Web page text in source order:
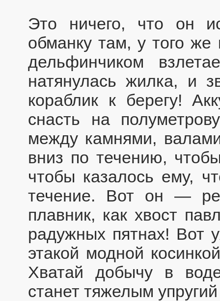
Это ничего, что он
обманку там, у того
дельфинчиком
натянулась жилка, и
кораблик к берегу!
снасть на
между камнями,
вниз по течению,
чтобы казалось ему,
течение. Вот он —
плавник, как хвост
радужных пятнах! Вот
этакой модной
Хватай добычу в
станет тяжелым